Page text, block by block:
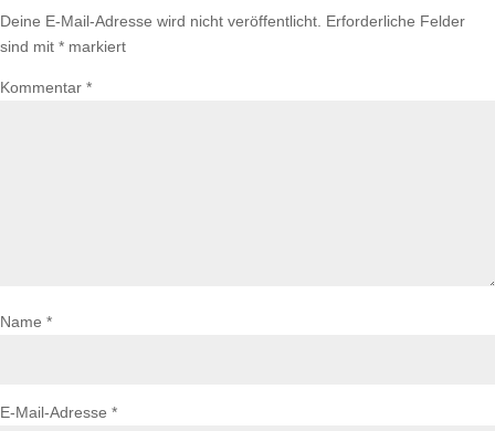
Deine E-Mail-Adresse wird nicht veröffentlicht. Erforderliche Felder
sind mit * markiert
Kommentar *
Name *
E-Mail-Adresse *